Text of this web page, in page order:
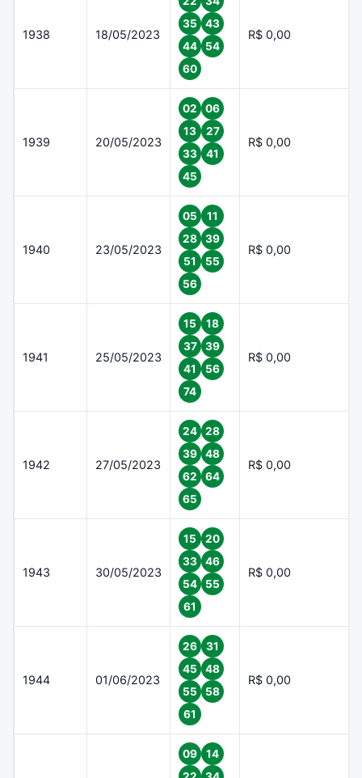
1938 18/05/2023
35
43
44
54
60
R$ 0,00
1939 20/05/2023
02
06
13
27
33
41
45
R$ 0,00
1940 23/05/2023
05
11
28
39
51
55
56
R$ 0,00
1941 25/05/2023
15
18
37
39
41
56
74
R$ 0,00
1942 27/05/2023
24
28
39
48
62
64
65
R$ 0,00
1943 30/05/2023
15
20
33
46
54
55
61
R$ 0,00
1944 01/06/2023
26
31
45
48
55
58
61
R$ 0,00
09
14